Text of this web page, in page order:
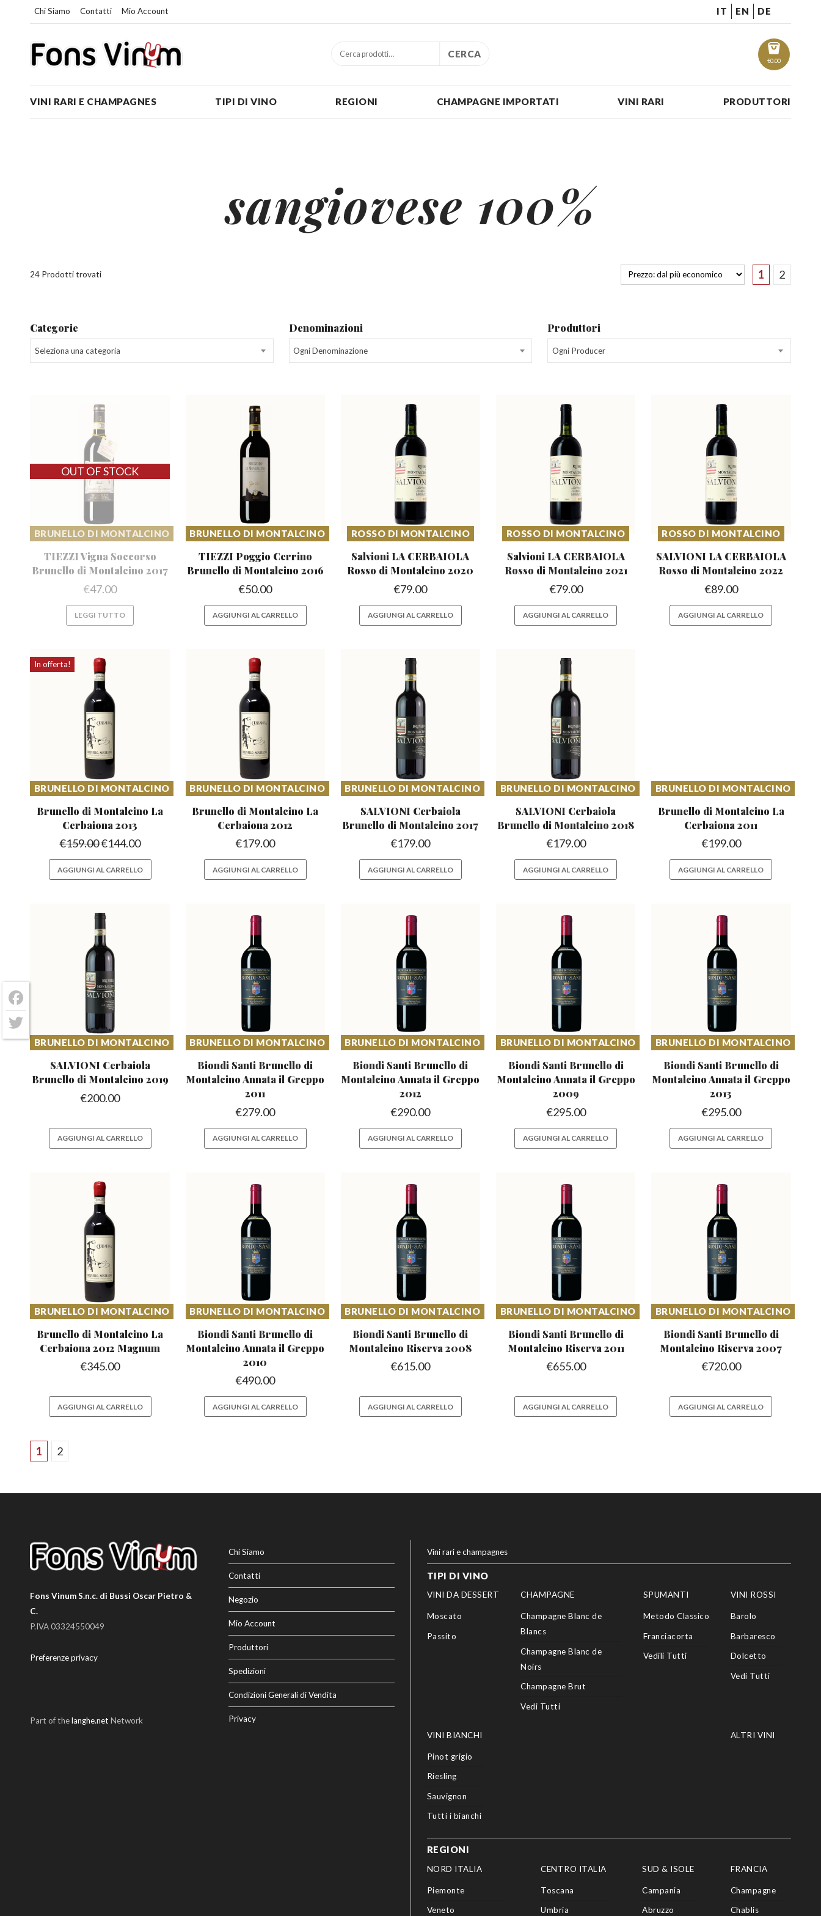
Chi Siamo Contatti Mio Account IT EN DE
€0.00
CERCA
VINI RARI E CHAMPAGNES TIPI DI VINO REGIONI CHAMPAGNE IMPORTATI VINI RARI PRODUTTORI
sangiovese 100%
24 Prodotti trovati 1 2
Categorie
Seleziona una categoria
Denominazioni
Ogni Denominazione
Produttori
Ogni Producer
BRUNELLO DI MONTALCINO
TIEZZI Vigna Soccorso
Brunello di Montalcino 2017
€47.00
LEGGI TUTTO
BRUNELLO DI MONTALCINO
TIEZZI Poggio Cerrino
Brunello di Montalcino 2016
€50.00
AGGIUNGI AL CARRELLO
ROSSO DI MONTALCINO
Salvioni LA CERBAIOLA
Rosso di Montalcino 2020
€79.00
AGGIUNGI AL CARRELLO
ROSSO DI MONTALCINO
Salvioni LA CERBAIOLA
Rosso di Montalcino 2021
€79.00
AGGIUNGI AL CARRELLO
ROSSO DI MONTALCINO
SALVIONI LA CERBAIOLA
Rosso di Montalcino 2022
€89.00
AGGIUNGI AL CARRELLO
In offerta!
BRUNELLO DI MONTALCINO
Brunello di Montalcino La
Cerbaiona 2013
€159.00€144.00
AGGIUNGI AL CARRELLO
BRUNELLO DI MONTALCINO
Brunello di Montalcino La
Cerbaiona 2012
€179.00
AGGIUNGI AL CARRELLO
BRUNELLO DI MONTALCINO
SALVIONI Cerbaiola
Brunello di Montalcino 2017
€179.00
AGGIUNGI AL CARRELLO
BRUNELLO DI MONTALCINO
SALVIONI Cerbaiola
Brunello di Montalcino 2018
€179.00
AGGIUNGI AL CARRELLO
BRUNELLO DI MONTALCINO
Brunello di Montalcino La
Cerbaiona 2011
€199.00
AGGIUNGI AL CARRELLO
BRUNELLO DI MONTALCINO
SALVIONI Cerbaiola
Brunello di Montalcino 2019
€200.00
AGGIUNGI AL CARRELLO
BRUNELLO DI MONTALCINO
Biondi Santi Brunello di
MontalcinoAnnata il Greppo
2011
€279.00
AGGIUNGI AL CARRELLO
BRUNELLO DI MONTALCINO
Biondi Santi Brunello di
MontalcinoAnnata il Greppo
2012
€290.00
AGGIUNGI AL CARRELLO
BRUNELLO DI MONTALCINO
Biondi Santi Brunello di
MontalcinoAnnata il Greppo
2009
€295.00
AGGIUNGI AL CARRELLO
BRUNELLO DI MONTALCINO
Biondi Santi Brunello di
MontalcinoAnnata il Greppo
2013
€295.00
AGGIUNGI AL CARRELLO
BRUNELLO DI MONTALCINO
Brunello di Montalcino La
Cerbaiona 2012 Magnum
€345.00
AGGIUNGI AL CARRELLO
BRUNELLO DI MONTALCINO
Biondi Santi Brunello di
MontalcinoAnnata il Greppo
2010
€490.00
AGGIUNGI AL CARRELLO
BRUNELLO DI MONTALCINO
Biondi Santi Brunello di
Montalcino Riserva 2008
€615.00
AGGIUNGI AL CARRELLO
BRUNELLO DI MONTALCINO
Biondi Santi Brunello di
Montalcino Riserva 2011
€655.00
AGGIUNGI AL CARRELLO
BRUNELLO DI MONTALCINO
Biondi Santi Brunello di
Montalcino Riserva 2007
€720.00
AGGIUNGI AL CARRELLO
1 2
Fons Vinum S.n.c. di Bussi Oscar Pietro &
C.
P.IVA 03324550049
Preferenze privacy
Part of thelanghe.net Network
Chi Siamo
Contatti
Negozio
Mio Account
Produttori
Spedizioni
Condizioni Generali di Vendita
Privacy
Vini rari e champagnes
TIPI DI VINO
VINI DA DESSERT
Moscato
Passito
CHAMPAGNE
Champagne Blanc de
Blancs
Champagne Blanc de
Noirs
Champagne Brut
Vedi Tutti
SPUMANTI
Metodo Classico
Franciacorta
Vedili Tutti
VINI ROSSI
Barolo
Barbaresco
Dolcetto
Vedi Tutti
VINI BIANCHI
Pinot grigio
Riesling
Sauvignon
Tutti i bianchi
ALTRI VINI
REGIONI
NORD ITALIA
Piemonte
Veneto
CENTRO ITALIA
Toscana
Umbria
SUD & ISOLE
Campania
Abruzzo
FRANCIA
Champagne
Chablis
Facebook
Twitter